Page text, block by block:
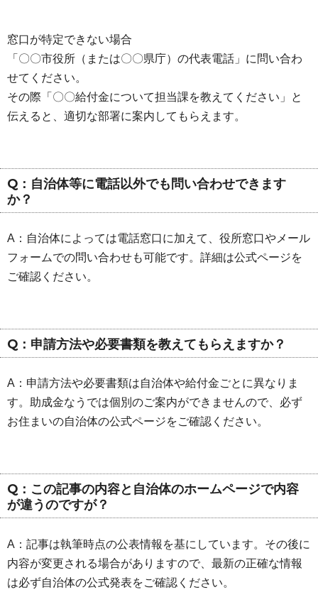
窓口が特定できない場合
「〇〇市役所（または〇〇県庁）の代表電話」に問い合わ
せてください。
その際「〇〇給付金について担当課を教えてください」と
伝えると、適切な部署に案内してもらえます。
Q：自治体等に電話以外でも問い合わせできます
か？
A：自治体によっては電話窓口に加えて、役所窓口やメール
フォームでの問い合わせも可能です。詳細は公式ページを
ご確認ください。
Q：申請方法や必要書類を教えてもらえますか？
A：申請方法や必要書類は自治体や給付金ごとに異なりま
す。助成金なうでは個別のご案内ができませんので、必ず
お住まいの自治体の公式ページをご確認ください。
Q：この記事の内容と自治体のホームページで内容
が違うのですが？
A：記事は執筆時点の公表情報を基にしています。その後に
内容が変更される場合がありますので、最新の正確な情報
は必ず自治体の公式発表をご確認ください。